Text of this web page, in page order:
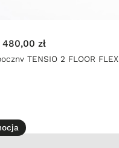
480,00 zł
TENSIO 2 FLOOR FLEX